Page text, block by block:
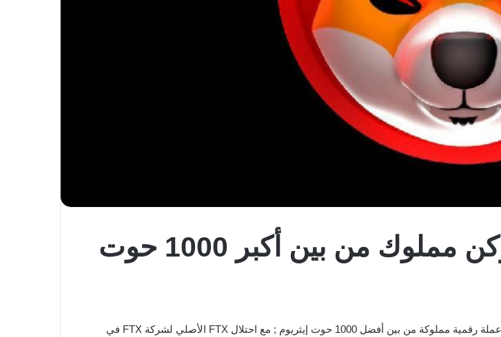
أصبحت شيبا اينو SHIB أكبر توكن مملوك من بين أكبر 1000 حوت
أصبحت العملة المشفرة المستوحاة من الرسوم المتحركة Shiba Inu (SHIB) أكبر عملة رقمية مملوكة من بين أفضل 1000 حوت إيثريوم ; مع احتلال FTX الأصلي لشركة FTX في